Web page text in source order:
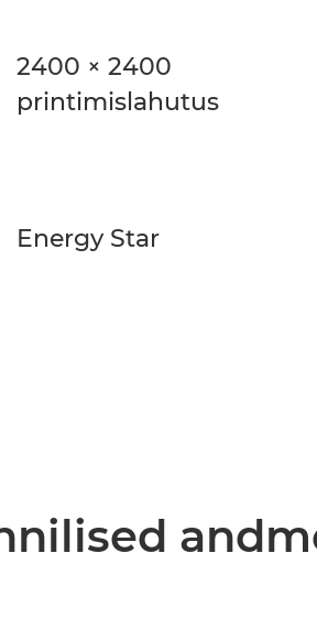
2400 × 2400
printimislahutus
Energy Star